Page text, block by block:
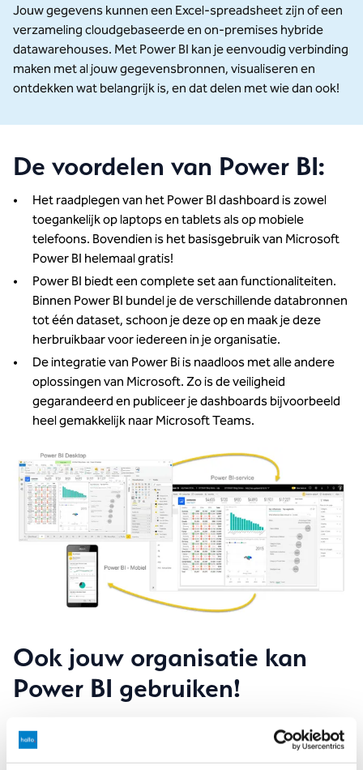
Jouw gegevens kunnen een Excel-spreadsheet zijn of een
verzameling cloudgebaseerde en on-premises hybride
datawarehouses. Met Power BI kan je eenvoudig verbinding
maken met al jouw gegevensbronnen, visualiseren en
ontdekken wat belangrijk is, en dat delen met wie dan ook!
De voordelen van Power BI:
Het raadplegen van het Power BI dashboard is zowel
toegankelijk op laptops en tablets als op mobiele
telefoons. Bovendien is het basisgebruik van Microsoft
Power BI helemaal gratis!
Power BI biedt een complete set aan functionaliteiten.
Binnen Power BI bundel je de verschillende databronnen
tot één dataset, schoon je deze op en maak je deze
herbruikbaar voor iedereen in je organisatie.
De integratie van Power Bi is naadloos met alle andere
oplossingen van Microsoft. Zo is de veiligheid
gegarandeerd en publiceer je dashboards bijvoorbeeld
heel gemakkelijk naar Microsoft Teams.
Ook jouw organisatie kan
Power BI gebruiken!
werken met data binnen jouw organisatie een enorme
boost geven! Onze consultants staan klaar om je te helpen